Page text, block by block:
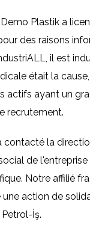
Plastik a
des raisons
il est
était la
actifs ayant un
recrutement.
contacté la
de
Notre affilié
une action de
İş.